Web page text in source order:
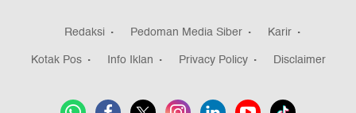
Redaksi Pedoman Media Siber
Karir
Kotak Pos
Info Iklan Privacy Policy Disclaimer